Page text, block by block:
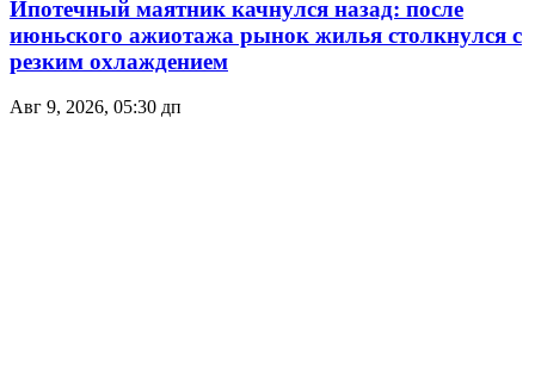
Ипотечный маятник качнулся назад: после
июньского ажиотажа рынок жилья столкнулся с
резким охлаждением
Авг 9, 2026, 05:30 дп